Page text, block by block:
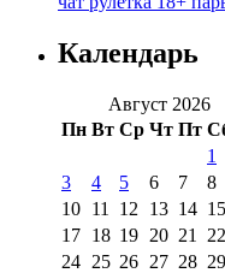
Календарь
Август 2026
Пн Вт Ср Чт Пт
1
3
4 5 6 7 8
10 11 12 13 14 15
17 18 19 20 21 22
24 25 26 27 28 29